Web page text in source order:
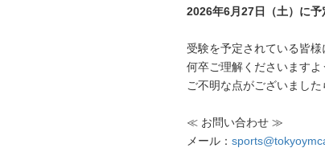
2026年6月27日（土） に予
受験を予定されている皆
何卒ご理解くださいますよ
ご不明な点がございまし
≪ お問い合わせ ≫
メール：